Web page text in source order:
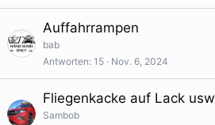
Auffahrrampen
bab
Antworten 15 Nov. 6, 2024
Fliegenkacke auf Lack usw
Sambob